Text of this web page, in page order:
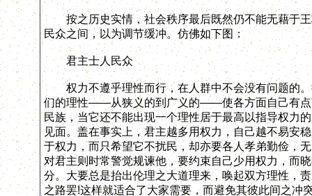
按之历史实情，社会秩序最后既然仍不能无藉于王
民众之间，以为调节缓冲。仿佛如下图：
君主士人民众
权力不遵乎理性而行，在人群中不会没有问题的。
们的理性——从狭义的到广义的——使各方面自己有点
民族，当它还不能出现一个理性居于最高以指导权力
见面。盖在事实上，君主越多用权力，自己越不易安
于权力，而只希望它不扰民，却亦要各人孝弟勤俭，
对君主则时常警觉规谏他，要约束自己少用权力，而
分。大要总是抬出伦理之大道理来，唤起双方理性，
之路罢!这样就适合了大家需要，而避免其彼此间之冲